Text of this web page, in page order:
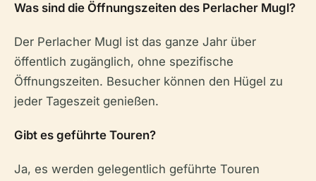
Was sind die Öffnungszeiten des Perlacher Mugl?
Der Perlacher Mugl ist das ganze Jahr über
öffentlich zugänglich, ohne spezifische
Öffnungszeiten. Besucher können den Hügel zu
jeder Tageszeit genießen.
Gibt es geführte Touren?
Ja, es werden gelegentlich geführte Touren